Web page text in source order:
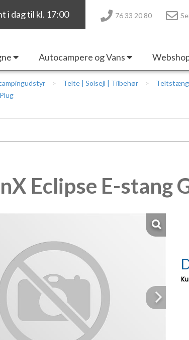
i dag til kl. 17:00 76 33 20 80
Autocampere og Vans
Telte | Solsejl | Tilbehør
Eclipse E-stang
Next